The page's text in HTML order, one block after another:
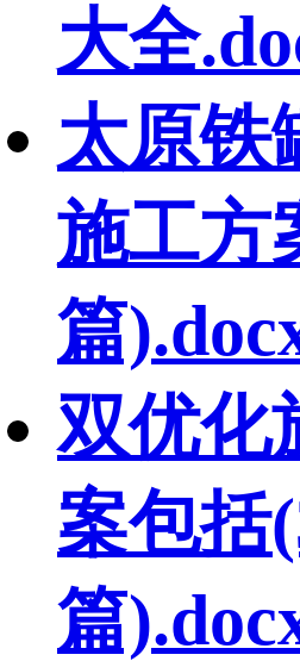
大全
太原铁
施工方
篇
双优化
案包括
篇